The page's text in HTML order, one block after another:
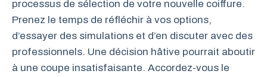
processus de sélection de votre nouvelle coiffure.
Prenez le temps de réfléchir à vos options,
d’essayer des simulations et d’en discuter avec des
professionnels. Une décision hâtive pourrait aboutir
à une coupe insatisfaisante. Accordez-vous le